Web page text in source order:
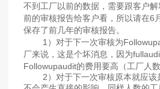
不到工厂以前的数据，需要跟客户
前的审核报告给客户看，所以请在6
保存了前几年的审核报告。
1）对于下一次审核为
厂来说，这是个坏消息，因为
Followupaudit的费用要高（工厂人数
2）对于下一次审核原本就应该